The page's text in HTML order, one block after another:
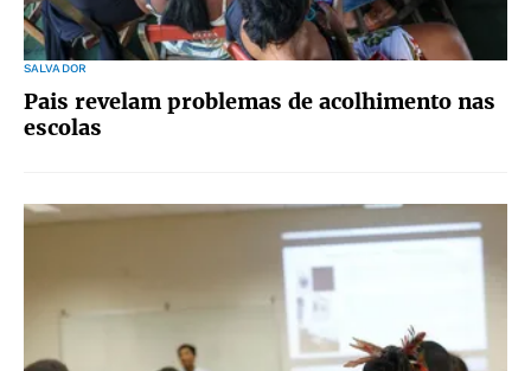
SALVADOR
Pais revelam problemas de acolhimento nas
escolas